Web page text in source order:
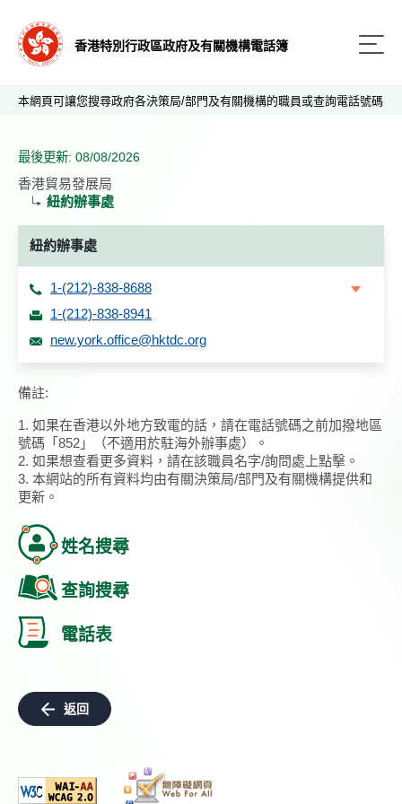
香港特別行政區政府及有關機構電話簿
本網頁可讓您搜尋政府各決策局/部門及有關機構的職員或查詢電話號碼
最後更新: 08/08/2026
香港貿易發展局
紐約辦事處
紐約辦事處
1-(212)-838-8688
1-(212)-838-8941
new.york.office@hktdc.org
備註:
1. 如果在香港以外地方致電的話，請在電話號碼之前加撥地區
號碼「852」（不適用於駐海外辦事處）。
2. 如果想查看更多資料，請在該職員名字/詢問處上點擊。
3. 本網站的所有資料均由有關決策局/部門及有關機構提供和
更新。
姓名搜尋
查詢搜尋
電話表
返回